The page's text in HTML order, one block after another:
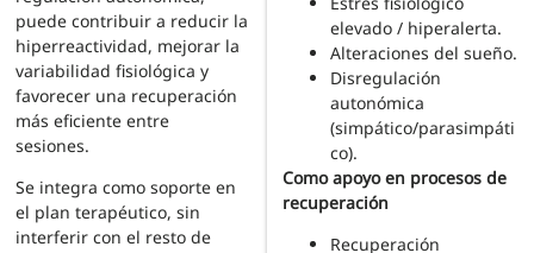
puede contribuir a reducir la
hiperreactividad, mejorar la
variabilidad fisiológica y
favorecer una recuperación
más eficiente entre
sesiones.
Se integra como soporte en
el plan terapéutico, sin
interferir con el resto de
elevado / hiperalerta.
Alteraciones del sueño.
Disregulación
autonómica
(simpático/parasimpáti
co).
Como apoyo en procesos de
recuperación
Recuperación